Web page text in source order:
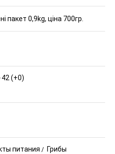
пакет 0,9kg, ціна 700гр.
42 (+0)
питания Грибы